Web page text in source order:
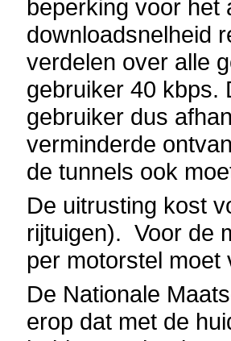
beperking voor het
downloadsnelheid
verdelen over alle
gebruiker 40 kbps.
gebruiker dus
verminderde
de tunnels ook
De uitrusting kost
rijtuigen). Voor de
per motorstel
De Nationale
erop dat met de